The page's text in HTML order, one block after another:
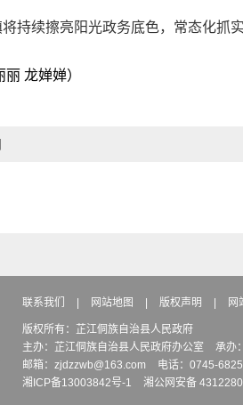
持续擦亮阳光政务底色，常态化抓
丽 龙婵婵）
联系我们 | 网站地图 | 版权声明 | 网
版权所有：芷江侗族自治县人民政府
主办：芷江侗族自治县人民政府办公室
承办
邮箱：zjdzzwb@163.com
电话：0745-
湘ICP备13003842号-1
湘公网安备